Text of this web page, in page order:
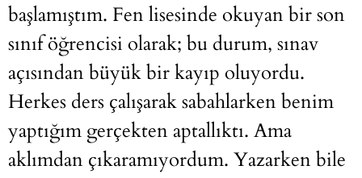
başlamıştım. Fen lisesinde okuyan bir son
sınıf öğrencisi olarak; bu durum, sınav
açısından büyük bir kayıp oluyordu.
Herkes ders çalışarak sabahlarken benim
yaptığım gerçekten aptallıktı. Ama
aklımdan çıkaramıyordum. Yazarken bile